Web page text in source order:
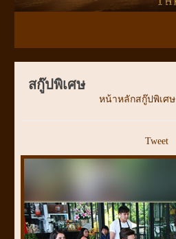
สกู๊ปพิเศษ
หน้าหลักสกู๊ปพิเศษ
Tweet